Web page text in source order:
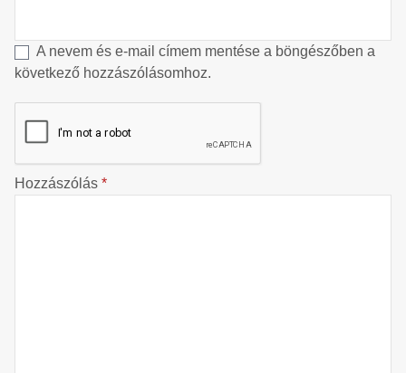
A nevem és e-mail címem mentése a böngészőben a
következő hozzászólásomhoz.
Hozzászólás *